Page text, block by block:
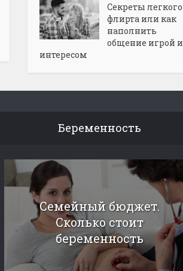
Секреты легкого
флирта или как
наполнить
общение игрой и
интересом
Беременность
Семейный бюджет.
Сколько стоит
беременность